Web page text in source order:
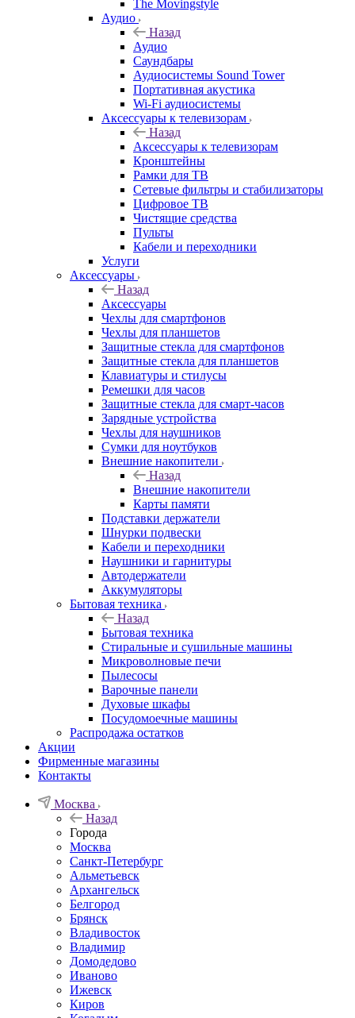
The Movingstyle
Аудио
Назад
Аудио
Саундбары
Аудиосистемы Sound Tower
Портативная акустика
Wi-Fi аудиосистемы
Аксессуары к телевизорам
Назад
Аксессуары к телевизорам
Кронштейны
Рамки для ТВ
Сетевые фильтры и стабилизаторы
Цифровое ТВ
Чистящие средства
Пульты
Кабели и переходники
Услуги
Аксессуары
Назад
Аксессуары
Чехлы для смартфонов
Чехлы для планшетов
Защитные стекла для смартфонов
Защитные стекла для планшетов
Клавиатуры и стилусы
Ремешки для часов
Защитные стекла для смарт-часов
Зарядные устройства
Чехлы для наушников
Сумки для ноутбуков
Внешние накопители
Назад
Внешние накопители
Карты памяти
Подставки держатели
Шнурки подвески
Кабели и переходники
Наушники и гарнитуры
Автодержатели
Аккумуляторы
Бытовая техника
Назад
Бытовая техника
Стиральные и сушильные машины
Микроволновые печи
Пылесосы
Варочные панели
Духовые шкафы
Посудомоечные машины
Распродажа остатков
Акции
Фирменные магазины
Контакты
Москва
Назад
Города
Москва
Санкт-Петербург
Альметьевск
Архангельск
Белгород
Брянск
Владивосток
Владимир
Домодедово
Иваново
Ижевск
Киров